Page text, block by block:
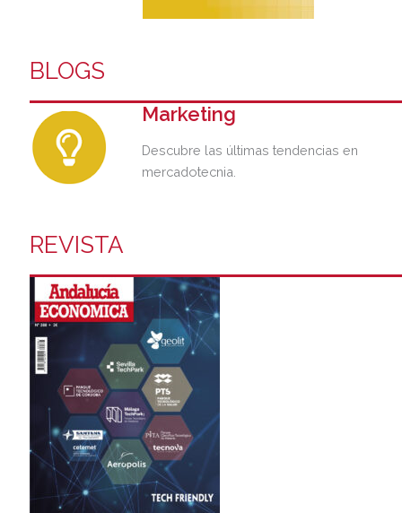
BLOGS
Marketing
Descubre las últimas tendencias en
mercadotecnia.
REVISTA